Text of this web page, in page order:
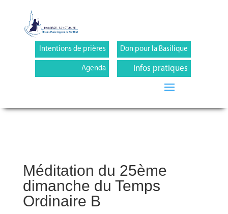
Intentions de prières
Agenda
Don pour la Basilique
Infos pratiques
Méditation du 25ème
dimanche du Temps
Ordinaire B